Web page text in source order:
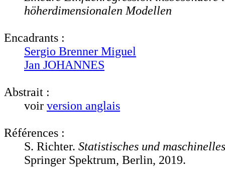
höherdimensionalen Modellen
Encadrants :
Sergio Brenner Miguel
Jan JOHANNES
Abstrait :
voir version anglais
Références :
S. Richter. Statistisches und
Springer Spektrum, Berlin, 2019.